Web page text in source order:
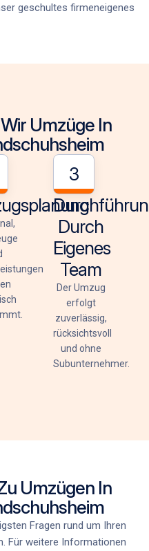
geschultes firmeneigenes
Umzüge In
3
Durch
Eigenes
Team
Der Umzug
erfolgt
zuverlässig,
rücksichtsvoll
und ohne
Subunternehmer.
Umzügen In
Fragen rund um Ihren
Für weitere Informationen